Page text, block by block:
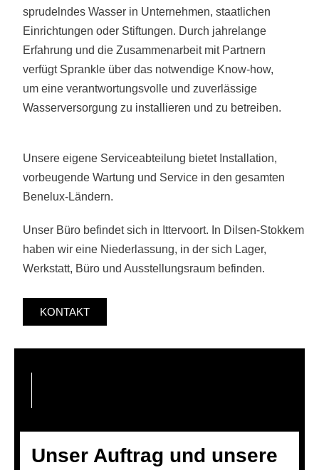
sprudelndes Wasser in Unternehmen, staatlichen
Einrichtungen oder Stiftungen. Durch jahrelange
Erfahrung und die Zusammenarbeit mit Partnern
verfügt Sprankle über das notwendige Know-how,
um eine verantwortungsvolle und zuverlässige
Wasserversorgung zu installieren und zu betreiben.
Unsere eigene Serviceabteilung bietet Installation,
vorbeugende Wartung und Service in den gesamten
Benelux-Ländern.
Unser Büro befindet sich in Ittervoort. In Dilsen-Stokkem
haben wir eine Niederlassung, in der sich Lager,
Werkstatt, Büro und Ausstellungsraum befinden.
KONTAKT
Unser Auftrag und unsere